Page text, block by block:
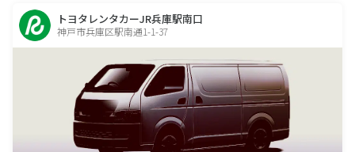
トヨタレンタカーJR兵庫駅南口
神戸市兵庫区駅南通1-1-37